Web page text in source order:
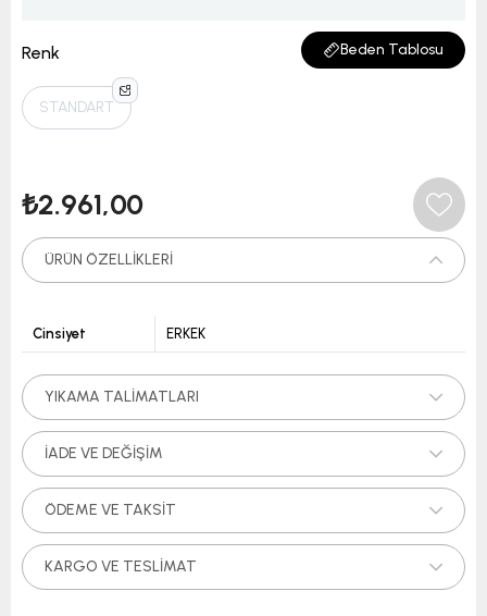
Renk Beden Tablosu
STANDART
₺2.961,00
ÜRÜN ÖZELLIKLERI
Cinsiyet ERKEK
YIKAMA TALIMATLARI
İADE VE DEĞIŞIM
ÖDEME VE TAKSIT
KARGO VE TESLIMAT